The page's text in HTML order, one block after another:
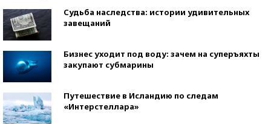
Судьба наследства: истории удивительных
завещаний
Бизнес уходит под воду: зачем на суперъяхты
закупают субмарины
Путешествие в Исландию по следам
«Интерстеллара»